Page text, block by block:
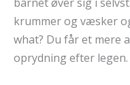
krummer og væsker
what? Du får et mere
oprydning efter legen.